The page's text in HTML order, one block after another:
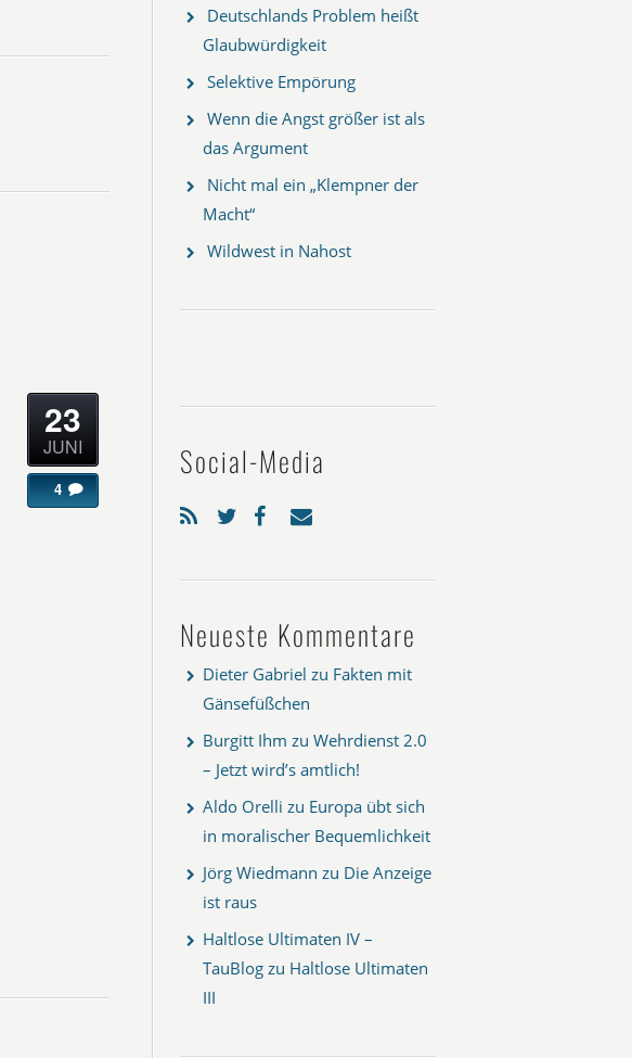
23
JUNI
4
Deutschlands Problem heißt
Glaubwürdigkeit
Selektive Empörung
Wenn die Angst größer ist als
das Argument
Nicht mal ein „Klempner der
Macht“
Wildwest in Nahost
Social-Media
Neueste Kommentare
Dieter Gabriel zu Fakten mit
Gänsefüßchen
Burgitt Ihm zu Wehrdienst 2.0
– Jetzt wird’s amtlich!
Aldo Orelli zu Europa übt sich
in moralischer Bequemlichkeit
Jörg Wiedmann zu Die Anzeige
ist raus
Haltlose Ultimaten IV –
TauBlog zu Haltlose Ultimaten
III